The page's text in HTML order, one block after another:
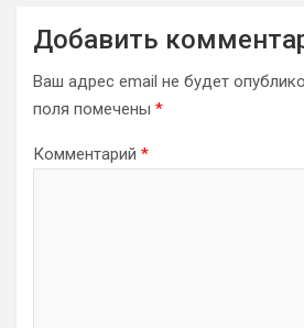
Добавить
Ваш адрес email не будет
поля помечены *
Комментарий *